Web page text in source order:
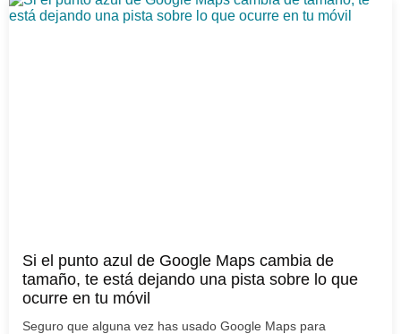
Si el punto azul de Google Maps cambia de
tamaño, te está dejando una pista sobre lo que
ocurre en tu móvil
Seguro que alguna vez has usado Google Maps para